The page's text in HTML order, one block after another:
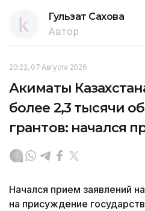
Гульзат Сахова
Автор
20:22, 07 Августа 2026
Акиматы
более 2,3 тысячи
грантов: начался
Начался прием заявлений
на присуждение